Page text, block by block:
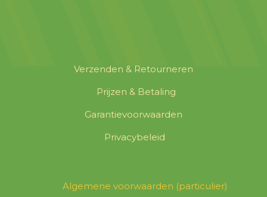
Verzenden & Retourneren
Prijzen & Betaling
Garantievoorwaarden
Privacybeleid
Algemene voorwaarden (particulier)